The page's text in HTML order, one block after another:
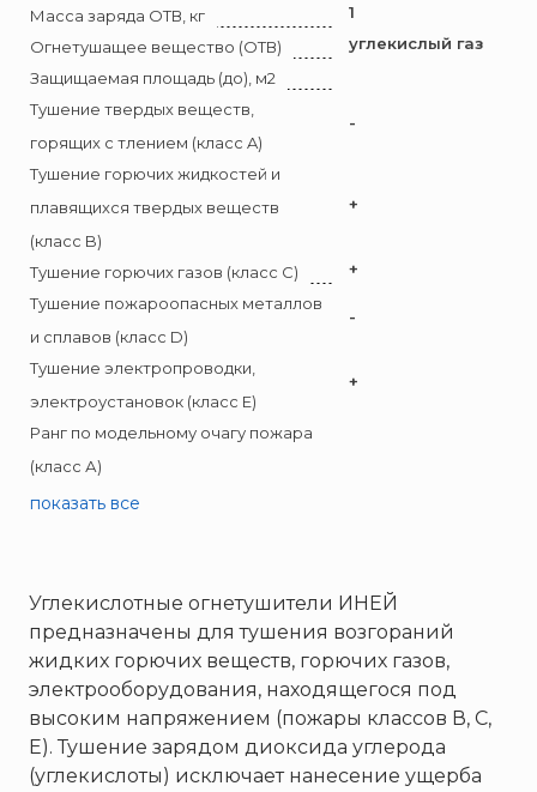
АО «Тамбовмаш»
АРТИ
Брандбулл
Бриз-Кама
Диапазон+
Ермак
ЕСО
ИВС-Сигналспецавтоматика
ИНЕЙ
МИГ
Минипожарный
Неизвестный производитель
Пожнанотех
Полисервис
Прибор
Масса заряда ОТВ, кг
1
Огнетушащее вещество (ОТВ)
углекислый газ
Защищаемая площадь (до), м2
Тушение твердых веществ,
горящих с тлением (класс A)
-
Тушение горючих жидкостей и
плавящихся твердых веществ
(класс B)
+
Тушение горючих газов (класс C)
+
Тушение пожароопасных металлов
и сплавов (класс D)
-
Тушение электропроводки,
электроустановок (класс E)
+
Ранг по модельному очагу пожара
(класс А)
показать все
Углекислотные огнетушители ИНЕЙ
предназначены для тушения возгораний
жидких горючих веществ, горючих газов,
электрооборудования, находящегося под
высоким напряжением (пожары классов В, С,
Е). Тушение зарядом диоксида углерода
(углекислоты) исключает нанесение ущерба